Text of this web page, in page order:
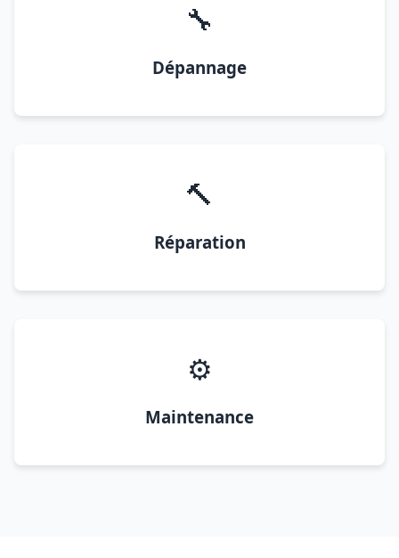
🔧
Dépannage
🔨
Réparation
⚙️
Maintenance